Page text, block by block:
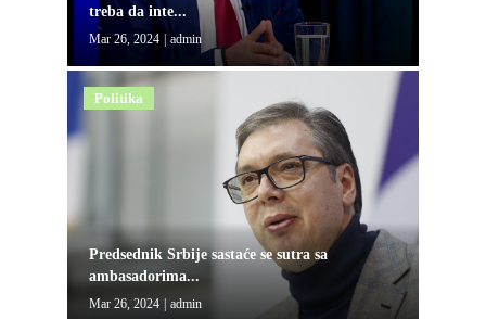
treba da inte...
Mar 26, 2024 | admin
Politika
Predsednik Srbije sastaće se sutra sa
ambasadorima...
Mar 26, 2024 | admin